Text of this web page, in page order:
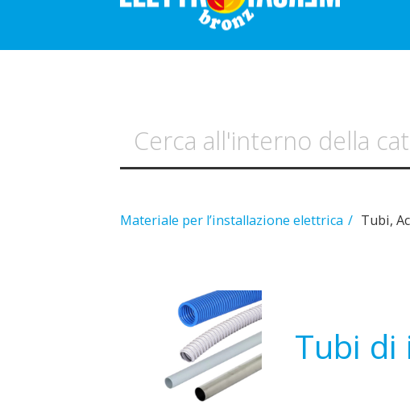
Materiale per l’installazione elettrica Tubi,
Tubi di